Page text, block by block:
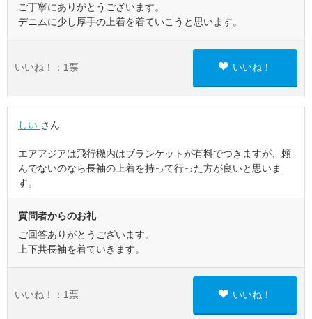
ご丁寧にありがとうございます。
デニムに少し厚手の上着を着ていこうと思います。
いいね！： 1 票 いいね！
しい さん
エアアジアは飛行機内はブランケットが有料でつきますが、頼
んでないのなら長袖の上着を持って行った方が良いと思いま
す。
質問者からのお礼
ご回答ありがとうございます。
上下共長袖を着ていきます。
いいね！： 1 票 いいね！